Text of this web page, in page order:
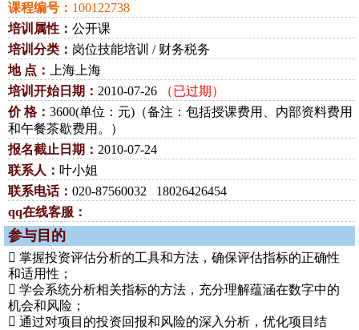
课程编号： 100122738
培训属性： 公开课
培训分类： 岗位技能培训 / 财务税务
地 点：
上海上海
培训开始日期： 2010-07-26
（已过期）
价 格： 3600(单位：元)（备注：包括授课费用、内部资料费用
和午餐茶歇费用。）
报名截止日期： 2010-07-24
联系人： 叶小姐
联系电话： 020-87560032 18026426454
qq在线客服：
参与目的
 掌握投资评估分析的工具和方法，确保评估指标的正确性
和适用性；
 学会系统分析相关指标的方法，充分理解蕴涵在数字中的
机会和风险；
 通过对项目的投资回报和风险的深入分析，优化项目结